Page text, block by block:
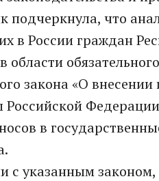
подчеркнула, что
в России граждан
области
закона «О
Российской
в
с указанным